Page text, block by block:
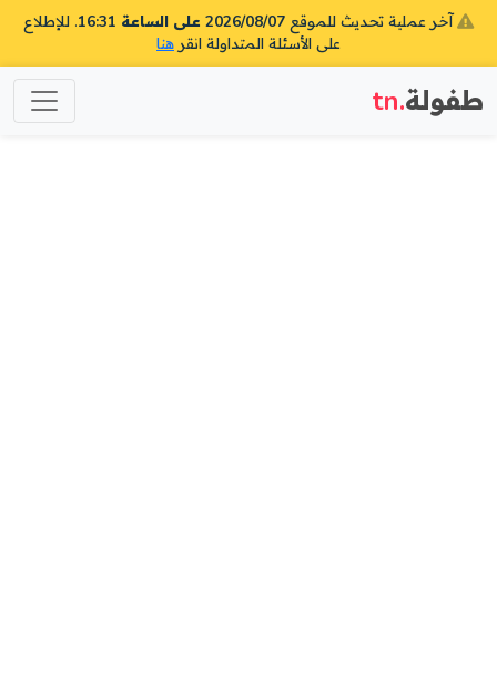
آخر عملية تحديث للموقع 2026/08/07 على الساعة 16:31
. للإطلاع
على الأسئلة المتداولة انقر هنا
طفولة.tn